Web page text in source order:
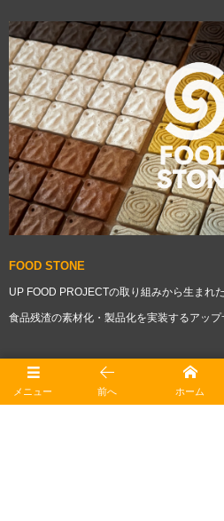
FOOD STONE
UP FOOD PROJECTの取り組みから生まれた
食品残渣の素材化・製品化を実装するアッ
メニュー 前へ ホーム